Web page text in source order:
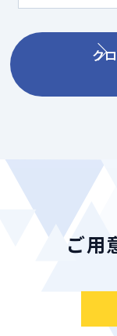
ク
ご用